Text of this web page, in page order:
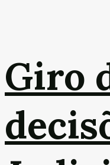
Giro